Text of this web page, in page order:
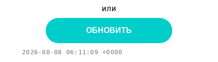
или
ОБНОВИТЬ
2026-08-08 06:11:09 +0000